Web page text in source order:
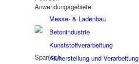
Anwendungsgebiete
Messe- & Ladenbau
Betonindustrie
Kunststoffverarbeitung
Aluherstellung und Verarbeitung